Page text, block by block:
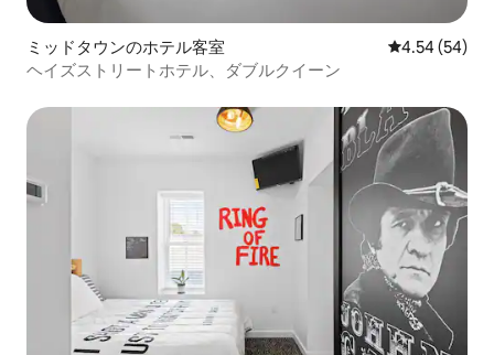
ミッドタウンのホテル客室 レビュー54
4.54 (54)
ヘイズストリートホテル、ダブルクイーン